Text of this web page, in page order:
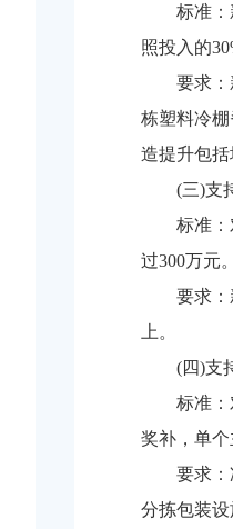
标准
照投入的
要求
栋塑料冷
造提升包
(三)支
标准
过300万元。
要求：
上。
(四)支
标准
奖补，单个
要求
分拣包装设